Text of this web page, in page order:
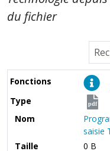
du fichier
Fonctions
Type
pdf
Nom
saisie
Taille
0 B